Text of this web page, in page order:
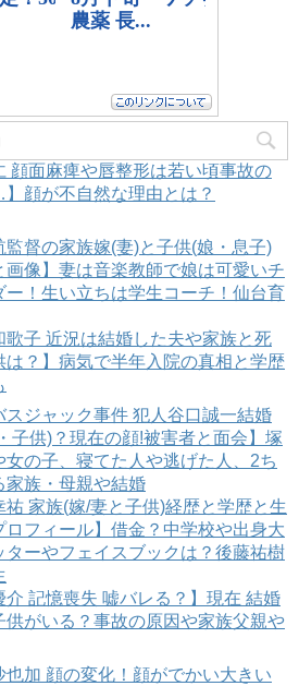
顔面麻痺や唇整形は若い頃事故の
顔が不自然な理由とは？
監督の家族嫁(妻)と子供(娘・息子)
画像】妻は音楽教師で娘は可愛いチ
ー！生い立ちは学生コーチ！仙台育
歌子 近況は結婚した夫や家族と死
は？】病気で半年入院の真相と学歴
スジャック事件 犯人谷口誠一結婚
子供)？現在の顔!被害者と面会】塚
女の子、寝てた人や逃げた人、2ち
家族・母親や結婚
祐 家族(嫁/妻と子供)経歴と学歴と生
ロフィール】借金？中学校や出身大
ターやフェイスブックは？後藤祐樹
介 記憶喪失 嘘バレる？】現在 結婚
供がいる？事故の原因や家族父親や
也加 顔の変化！顔がでかい大きい